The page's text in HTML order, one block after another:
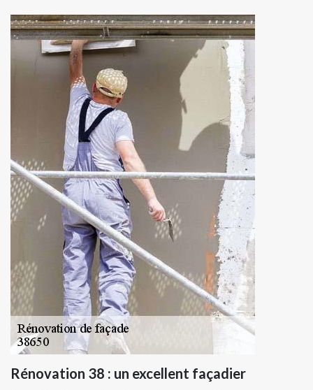
Rénovation 38 : un excellent façadier